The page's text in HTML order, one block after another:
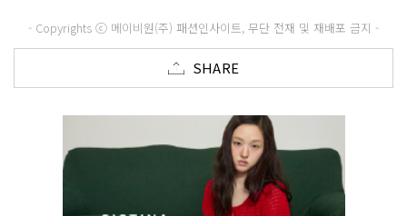
- Copyrights ⓒ 메이비원(주) 패션인사이트, 무단 전재 및 재배포 금지 -
SHARE